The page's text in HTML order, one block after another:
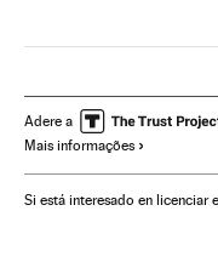
Adere a
Mais informações
Si está interesado en licenciar